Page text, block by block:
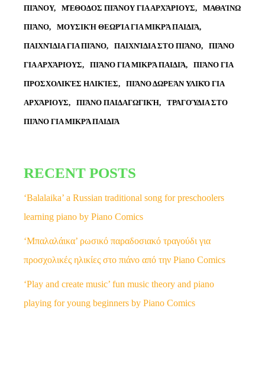
ΠΙΆΝΟΥ ΜΈΘΟΔΟΣ ΠΙΆΝΟΥ ΓΙΑ ΑΡΧΆΡΙΟΥΣ ΜΑΘΑΊΝΩ
ΠΙΆΝΟ ΜΟΥΣΙΚΉ ΘΕΩΡΊΑ ΓΙΑ ΜΙΚΡΆ ΠΑΙΔΙΆ
ΠΑΙΧΝΊΔΙΑ ΓΙΑ ΠΙΆΝΟ ΠΑΙΧΝΊΔΙΑ ΣΤΟ ΠΙΆΝΟ ΠΙΆΝΟ
ΓΙΑ ΑΡΧΆΡΙΟΥΣ ΠΙΆΝΟ ΓΙΑ ΜΙΚΡΆ ΠΑΙΔΙΆ ΠΙΆΝΟ ΓΙΑ
ΠΡΟΣΧΟΛΙΚΈΣ ΗΛΙΚΊΕΣ ΠΙΆΝΟ ΔΩΡΕΆΝ ΥΛΙΚΌ ΓΙΑ
ΑΡΧΆΡΙΟΥΣ ΠΙΆΝΟ ΠΑΙΔΑΓΩΓΙΚΉ ΤΡΑΓΟΎΔΙΑ ΣΤΟ
ΠΙΆΝΟ ΓΙΑ ΜΙΚΡΆ ΠΑΙΔΙΆ
RECENT POSTS
‘Balalaika’ a Russian traditional song for preschoolers
learning piano by Piano Comics
‘Μπαλαλάικα’ ρωσικό παραδοσιακό τραγούδι για
προσχολικές ηλικίες στο πιάνο από την Piano Comics
‘Play and create music’ fun music theory and piano
playing for young beginners by Piano Comics